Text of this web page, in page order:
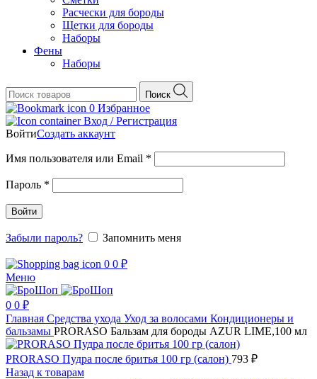
Расчески для бороды
Щетки для бороды
Наборы
Фены
Наборы
Поиск
0 Избранное
Вход / Регистрация
ВойтиСоздать аккаунт
Имя пользователя или Email *
Пароль *
Войти
Забыли пароль? Запомнить меня
0 0 ₽
Меню
0 0 ₽
Главная Средства ухода Уход за волосами Кондиционеры и
бальзамы PRORASO Бальзам для бороды AZUR LIME,100 мл
PRORASO Пудра после бритья 100 гр (салон) 793 ₽
Назад к товарам